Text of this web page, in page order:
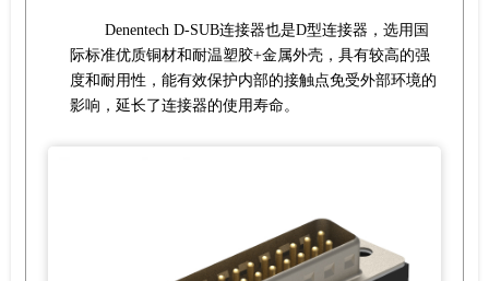
Denentech D-SUB连接器也是D型连接器，选用国
际标准优质铜材和耐温塑胶+金属外壳，具有较高的强
度和耐用性，能有效保护内部的接触点免受外部环境的
影响，延长了连接器的使用寿命。